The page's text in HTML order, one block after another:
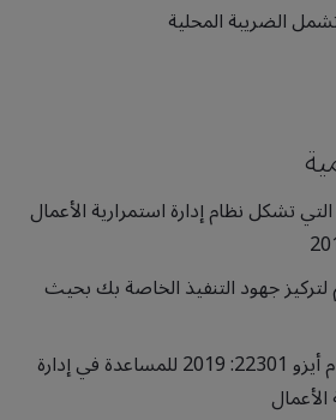
الضريبة المحلية
تشكل نظام إدارة استمرارية الأعمال
جهود التنفيذ الخاصة بك بحيث
افهم كيف يمكن استخدام أيزو 22301: 2019 للمساعدة في إدارة